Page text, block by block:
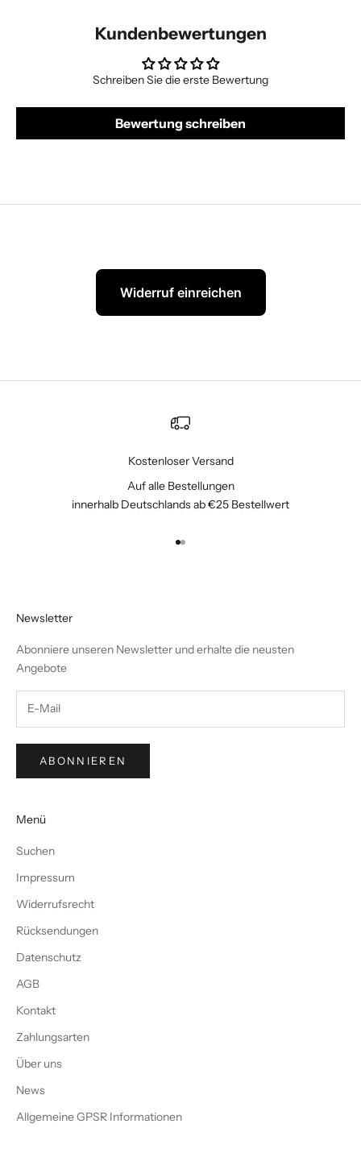
Kundenbewertungen
Schreiben Sie die erste Bewertung
Bewertung schreiben
Widerruf einreichen
Kostenloser Versand
Auf alle Bestellungen
innerhalb Deutschlands ab €25 Bestellwert
Gehe zu Element 1
Gehe zu Element 2
Newsletter
Abonniere unseren Newsletter und erhalte die neusten
Angebote
ABONNIEREN
Menü
Suchen
Impressum
Widerrufsrecht
Rücksendungen
Datenschutz
AGB
Kontakt
Zahlungsarten
Über uns
News
Allgemeine GPSR Informationen